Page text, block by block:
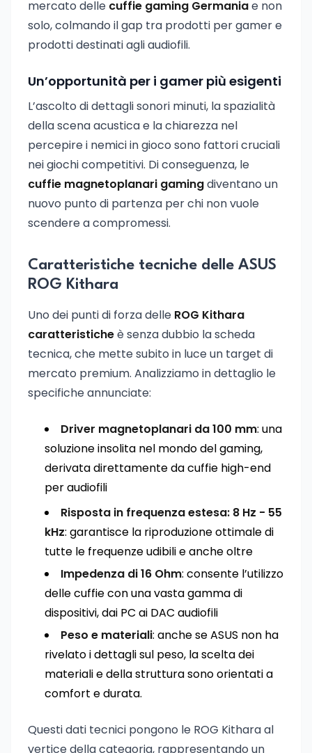
mercato delle cuffie gaming Germaniae non
solo, colmando il gap tra prodotti per gamer e
prodotti destinati agli audiofili.
Un’opportunità per i gamer più esigenti
L’ascolto di dettagli sonori minuti, la spazialità
della scena acustica e la chiarezza nel
percepire i nemici in gioco sono fattori cruciali
nei giochi competitivi. Di conseguenza, le
cuffie magnetoplanari gamingdiventano un
nuovo punto di partenza per chi non vuole
scendere a compromessi.
Caratteristiche tecniche delle ASUS
ROG Kithara
Uno dei punti di forza delle ROG Kithara
caratteristicheè senza dubbio la scheda
tecnica, che mette subito in luce un target di
mercato premium. Analizziamo in dettaglio le
specifiche annunciate:
Driver magnetoplanari da 100 mm: una
soluzione insolita nel mondo del gaming,
derivata direttamente da cuffie high-end
per audiofili
Risposta in frequenza estesa: 8 Hz - 55
kHz: garantisce la riproduzione ottimale di
tutte le frequenze udibili e anche oltre
Impedenza di 16 Ohm: consente l’utilizzo
delle cuffie con una vasta gamma di
dispositivi, dai PC ai DAC audiofili
Peso e materiali: anche se ASUS non ha
rivelato i dettagli sul peso, la scelta dei
materiali e della struttura sono orientati a
comfort e durata.
Questi dati tecnici pongono le ROG Kithara al
vertice della categoria, rappresentando un